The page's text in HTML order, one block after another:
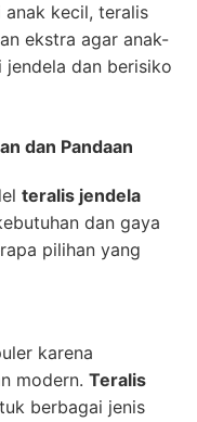
anak kecil, teralis
ekstra agar anak-
dan berisiko
dan Pandaan
teralis jendela
dan gaya
pilihan yang
karena
modern. Teralis
berbagai jenis